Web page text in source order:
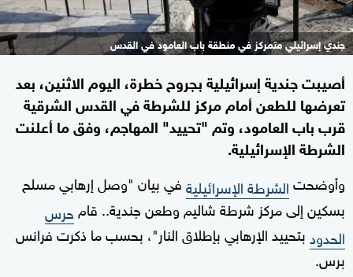
جندي إسرائيلي متمركز في منطقة باب العامود في القدس
أصيبت جندية إسرائيلية بجروح خطرة، اليوم الاثنين، بعد
تعرضها للطعن أمام مركز للشرطة في القدس الشرقية
قرب باب العامود، وتم "تحييد" المهاجم، وفق ما أعلنت
الشرطة الإسرائيلية.
وأوضحتالشرطة الإسرائيليةفي بيان "وصل إرهابي مسلح
بسكين إلى مركز شرطة شاليم وطعن جندية.. قام حرس
الحدودبتحييد الإرهابي بإطلاق النار"، بحسب ما ذكرت فرانس
برس.